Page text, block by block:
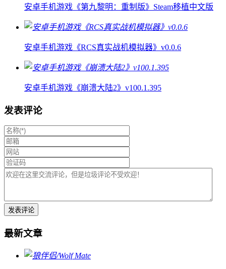
安卓手机游戏《第九黎明：重制版》Steam移植中文版
安卓手机游戏《RCS真实战机模拟器》v0.0.6
安卓手机游戏《崩溃大陆2》v100.1.395
发表评论
最新文章